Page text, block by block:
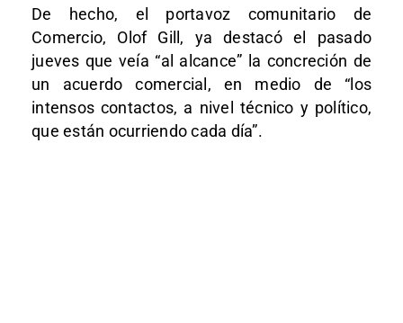
De hecho, el portavoz comunitario de
Comercio, Olof Gill, ya destacó el pasado
jueves que veía “al alcance” la concreción de
un acuerdo comercial, en medio de “los
intensos contactos, a nivel técnico y político,
que están ocurriendo cada día”.